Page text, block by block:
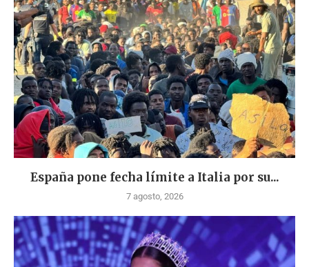
España pone fecha límite a Italia por su...
7 agosto, 2026